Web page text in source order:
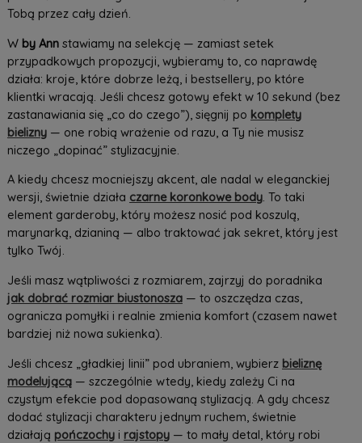
Tobą przez cały dzień.
W by Annstawiamy na selekcję — zamiast setek
przypadkowych propozycji, wybieramy to, co naprawdę
działa: kroje, które dobrze leżą, i bestsellery, po które
klientki wracają. Jeśli chcesz gotowy efekt w 10 sekund (bez
zastanawiania się „co do czego”), sięgnij po komplety
bielizny— one robią wrażenie od razu, a Ty nie musisz
niczego „dopinać” stylizacyjnie.
A kiedy chcesz mocniejszy akcent, ale nadal w eleganckiej
wersji, świetnie działa czarne koronkowe body. To taki
element garderoby, który możesz nosić pod koszulą,
marynarką, dzianiną — albo traktować jak sekret, który jest
tylko Twój.
Jeśli masz wątpliwości z rozmiarem, zajrzyj do poradnika
jak dobrać rozmiar biustonosza— to oszczędza czas,
ogranicza pomyłki i realnie zmienia komfort (czasem nawet
bardziej niż nowa sukienka).
Jeśli chcesz „gładkiej linii” pod ubraniem, wybierz bieliznę
modelującą— szczególnie wtedy, kiedy zależy Ci na
czystym efekcie pod dopasowaną stylizacją. A gdy chcesz
dodać stylizacji charakteru jednym ruchem, świetnie
działają pończochyi rajstopy— to mały detal, który robi